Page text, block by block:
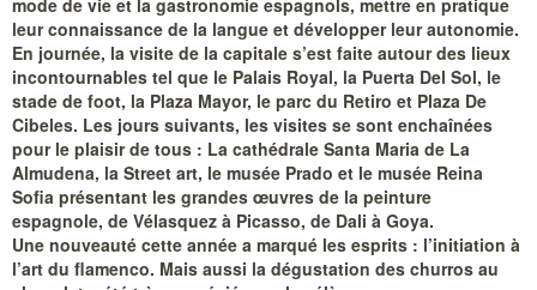
mode de vie et la gastronomie espagnols, mettre en pratique
leur connaissance de la langue et développer leur autonomie.
En journée, la visite de la capitale s’est faite autour des lieux
incontournables tel que le Palais Royal, la Puerta Del Sol, le
stade de foot, la Plaza Mayor, le parc du Retiro et Plaza De
Cibeles. Les jours suivants, les visites se sont enchaînées
pour le plaisir de tous : La cathédrale Santa Maria de La
Almudena, la Street art, le musée Prado et le musée Reina
Sofia présentant les grandes œuvres de la peinture
espagnole, de Vélasquez à Picasso, de Dali à Goya.
Une nouveauté cette année a marqué les esprits : l’initiation à
l’art du flamenco. Mais aussi la dégustation des churros au